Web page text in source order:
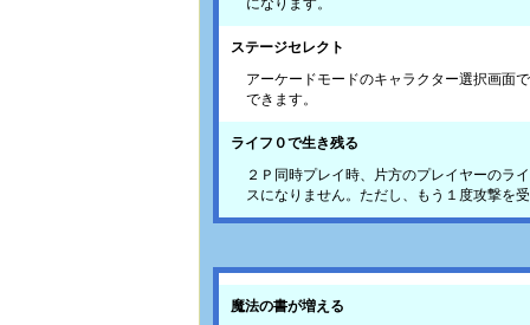
になります。
ステージセレクト
アーケードモードのキャラクター選択画面
できます。
ライフ０で生き残る
２Ｐ同時プレイ時、片方のプレイヤーのラ
スになりません。ただし、もう１度攻撃を
魔法の書が増える